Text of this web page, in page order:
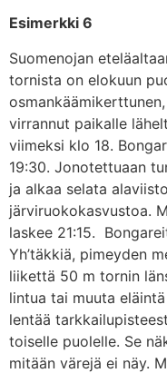
Esimerkki 6
Suomenojan
tornista on elokuun
virrannut paikalle
viimeksi klo 18.
19:30. Jonotettuaan
ja alkaa selata
järviruokokasvustoa.
laskee 21:15.
Yh’täkkiä, pimeyden
liikettä 50 m tornin
lintua tai muuta
lentää
toiselle puolelle. Se
mitään värejä ei näy.